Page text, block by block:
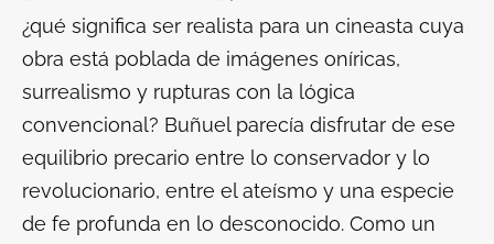
¿qué significa ser realista para un cineasta cuya
obra está poblada de imágenes oníricas,
surrealismo y rupturas con la lógica
convencional? Buñuel parecía disfrutar de ese
equilibrio precario entre lo conservador y lo
revolucionario, entre el ateísmo y una especie
de fe profunda en lo desconocido. Como un